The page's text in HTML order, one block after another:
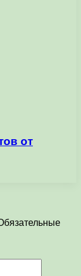
от